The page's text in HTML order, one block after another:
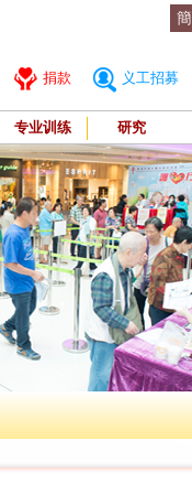
簡
捐款 义工招募
专业训练 研究